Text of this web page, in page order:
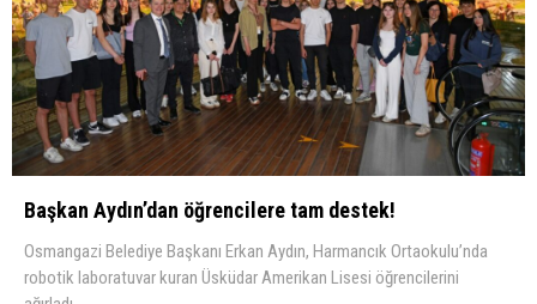
Başkan Aydın’dan öğrencilere tam destek!
Osmangazi Belediye Başkanı Erkan Aydın, Harmancık Ortaokulu’nda
robotik laboratuvar kuran Üsküdar Amerikan Lisesi öğrencilerini